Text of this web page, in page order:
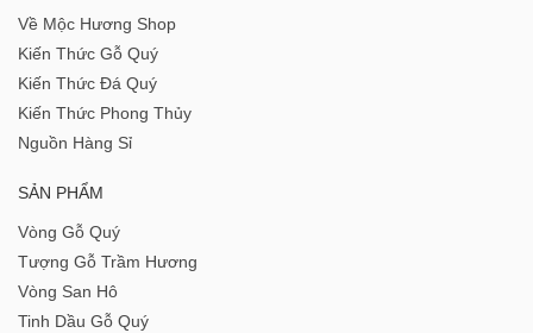
Về Mộc Hương Shop
Kiến Thức Gỗ Quý
Kiến Thức Đá Quý
Kiến Thức Phong Thủy
Nguồn Hàng Sỉ
SẢN PHẨM
Vòng Gỗ Quý
Tượng Gỗ Trầm Hương
Vòng San Hô
Tinh Dầu Gỗ Quý